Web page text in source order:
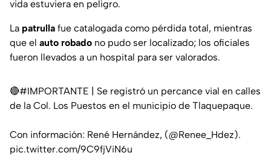
vida estuviera en peligro.
La patrulla fue catalogada como pérdida total, mientras
que el auto robado no pudo ser localizado; los oficiales
fueron llevados a un hospital para ser valorados.
🔴#IMPORTANTE | Se registró un percance vial en calles
de la Col. Los Puestos en el municipio de Tlaquepaque.
Con información: René Hernández, (@Renee_Hdez).
pic.twitter.com/9C9fjViN6u